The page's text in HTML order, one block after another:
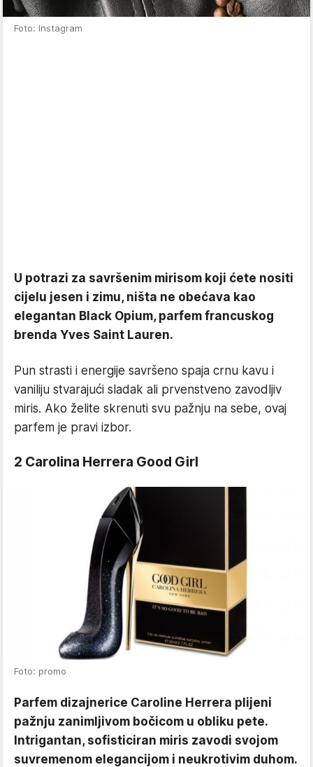
Foto: Instagram
U potrazi za savršenim mirisom koji ćete nositi
cijelu jesen i zimu, ništa ne obećava kao
elegantan Black Opium, parfem francuskog
brenda Yves Saint Lauren.
Pun strasti i energije savršeno spaja crnu kavu i
vaniliju stvarajući sladak ali prvenstveno zavodljiv
miris. Ako želite skrenuti svu pažnju na sebe, ovaj
parfem je pravi izbor.
2 Carolina Herrera Good Girl
Foto: promo
Parfem dizajnerice Caroline Herrera plijeni
pažnju zanimljivom bočicom u obliku pete.
Intrigantan, sofisticiran miris zavodi svojom
suvremenom elegancijom i neukrotivim duhom.